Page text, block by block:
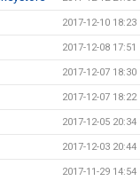
2017-12-10 18:23
2017-12-08 17:51
2017-12-07 18:30
2017-12-07 18:22
2017-12-05 20:34
2017-12-03 20:44
2017-11-29 14:54